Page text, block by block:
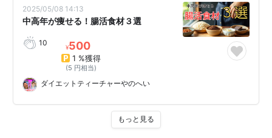
2025/05/08 14:13
中高年が痩せる！腸活食材３選
10 ¥500
1 %獲得
(5 円相当)
ダイエットティーチャーやのへい
もっと見る